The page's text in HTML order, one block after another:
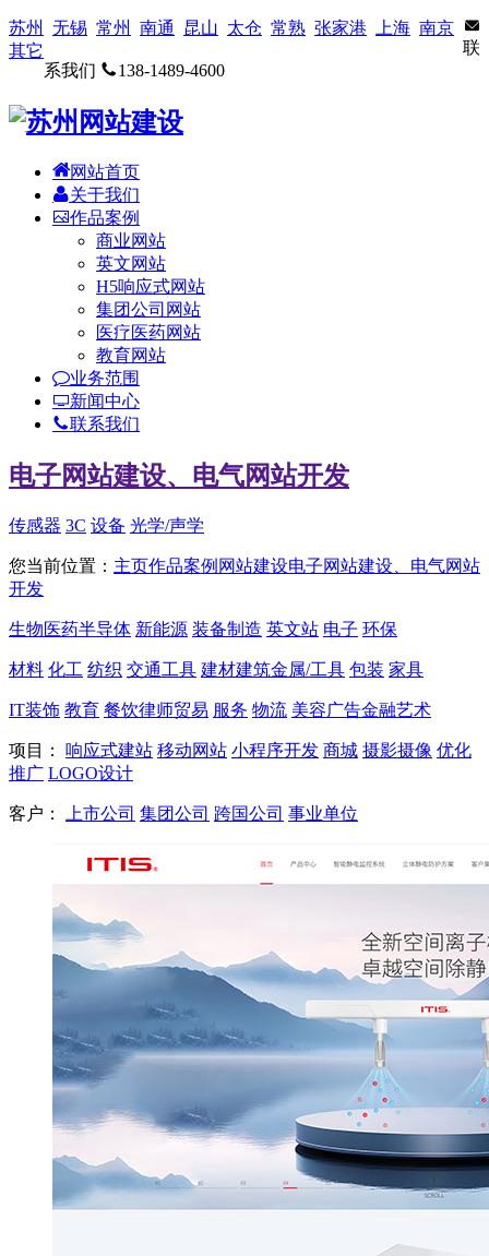
苏州 无锡 常州 南通 昆山 太仓 常熟 张家港 上海 南京
其它
联
系我们
138-1489-4600
网站首页
关于我们
作品案例
商业网站
英文网站
H5响应式网站
集团公司网站
医疗医药网站
教育网站
业务范围
新闻中心
联系我们
电子网站建设、电气网站开发
传感器 3C 设备 光学/声学
您当前位置： 主页作品案例 网站建设电子网站建设、电气网站
开发
生物医药半导体 新能源 装备制造 英文站 电子 环保
材料 化工 纺织 交通工具 建材建筑金属/工具 包装 家具
IT装饰 教育 餐饮律师贸易 服务 物流 美容广告金融艺术
项目： 响应式建站 移动网站 小程序开发 商城 摄影摄像 优化
推广 LOGO设计
客户： 上市公司 集团公司 跨国公司 事业单位